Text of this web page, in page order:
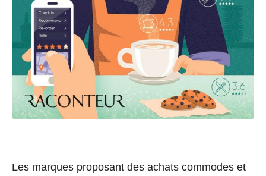
Les marques proposant des achats commodes et